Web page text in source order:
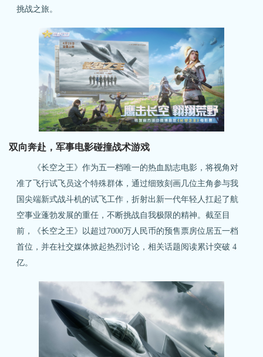
挑战之旅。
双向奔赴，军事电影碰撞战术游戏
《长空之王》作为五一档唯一的热血励志电影，将视角对
准了飞行试飞员这个特殊群体，通过细致刻画几位主角参与我
国尖端新式战斗机的试飞工作，折射出新一代年轻人扛起了航
空事业蓬勃发展的重任，不断挑战自我极限的精神。截至目
前，《长空之王》以超过7000万人民币的预售票房位居五一档
首位，并在社交媒体掀起热烈讨论，相关话题阅读累计突破 4
亿。